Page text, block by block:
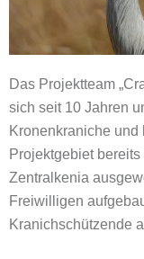
Das Projektteam
sich seit 10 Jahren
Kronenkraniche
Projektgebiet
Zentralkenia
Freiwilligen
Kranichschützende